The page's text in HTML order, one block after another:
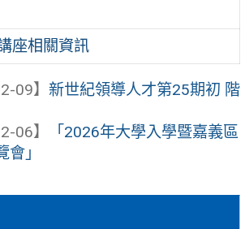
座相關資訊
09】 新世紀領導人才第25期初 階
06】
「2026年大學入學暨嘉義區
」